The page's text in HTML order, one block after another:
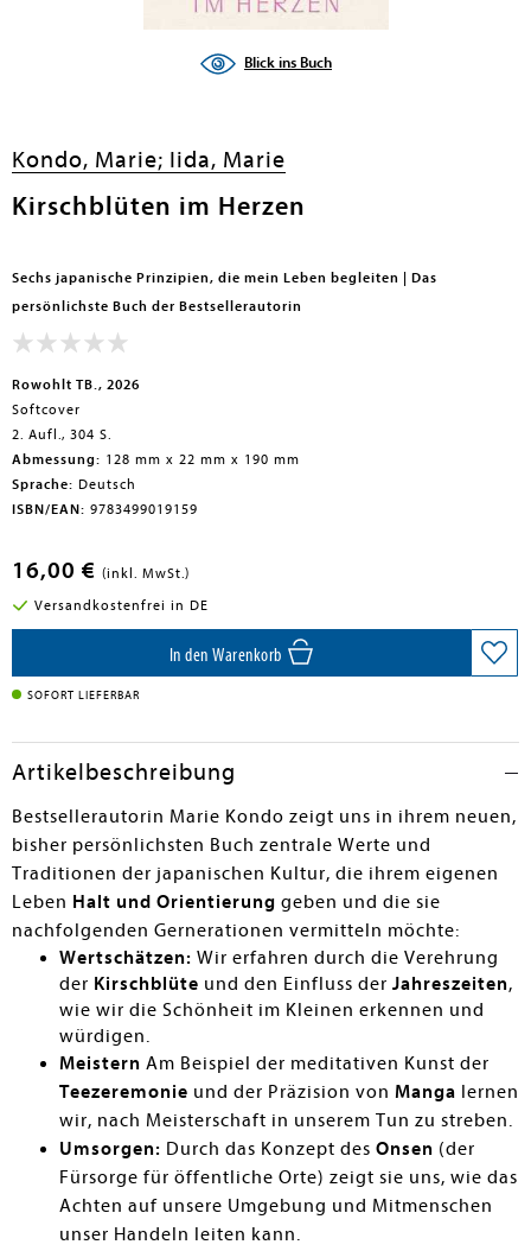
Blick ins Buch
Kondo, Marie; Iida, Marie
Kirschblüten im Herzen
Sechs japanische Prinzipien, die mein Leben begleiten | Das
persönlichste Buch der Bestsellerautorin
Rowohlt TB., 2026
Softcover
2. Aufl., 304 S.
Abmessung: 128 mm x 22 mm x 190 mm
Sprache: Deutsch
ISBN/EAN: 9783499019159
16,00 € (inkl. MwSt.)
Versandkostenfrei in DE
In den Warenkorb
SOFORT LIEFERBAR
Artikelbeschreibung
Bestsellerautorin Marie Kondo zeigt uns in ihrem neuen,
bisher persönlichsten Buch zentrale Werte und
Traditionen der japanischen Kultur, die ihrem eigenen
Leben Halt und Orientierung geben und die sie
nachfolgenden Gernerationen vermitteln möchte:
Wertschätzen: Wir erfahren durch die Verehrung
der Kirschblüte und den Einfluss der Jahreszeiten,
wie wir die Schönheit im Kleinen erkennen und
würdigen.
Meistern Am Beispiel der meditativen Kunst der
Teezeremonie und der Präzision von Manga lernen
wir, nach Meisterschaft in unserem Tun zu streben.
Umsorgen: Durch das Konzept des Onsen (der
Fürsorge für öffentliche Orte) zeigt sie uns, wie das
Achten auf unsere Umgebung und Mitmenschen
unser Handeln leiten kann.